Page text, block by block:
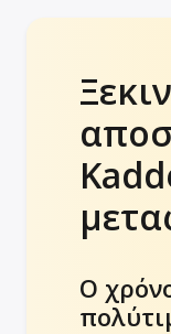
Ο